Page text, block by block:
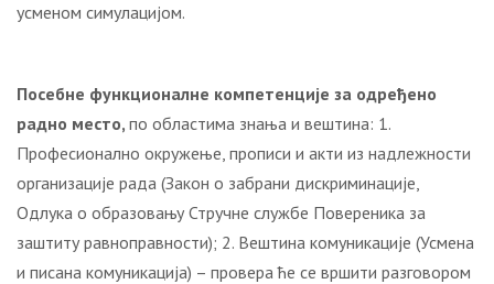
усменом симулацијом.
Посебне функционалне компетенције за одређено
радно место, по областима знања и вештина: 1.
Професионално окружење, прописи и акти из надлежности
организације рада (Закон о забрани дискриминације,
Одлука о образовању Стручне службе Повереника за
заштиту равноправности); 2. Вештина комуникације (Усмена
и писана комуникација) – провера ће се вршити разговором